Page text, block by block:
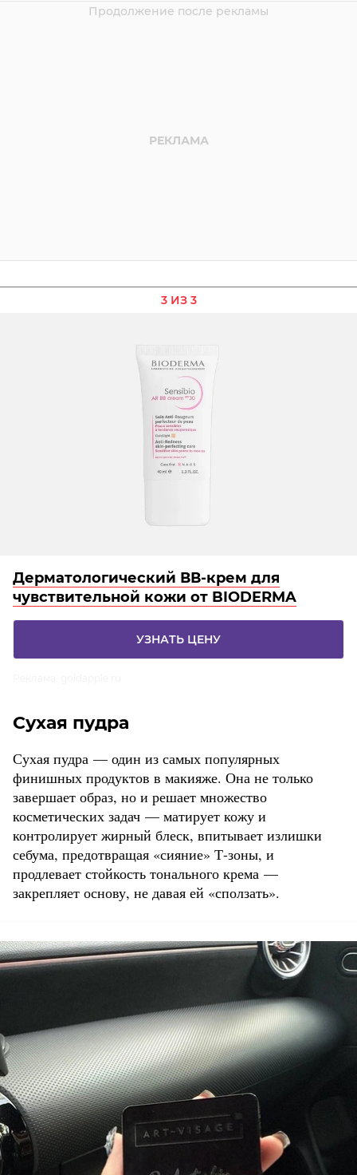
3 ИЗ 3
Дерматологический ВВ-крем для
чувствительной кожи от BIODERMA
УЗНАТЬ ЦЕНУ
Сухая пудра
Сухая пудра — один из самых популярных
финишных продуктов в макияже. Она не только
завершает образ, но и решает множество
косметических задач — матирует кожу и
контролирует жирный блеск, впитывает излишки
себума, предотвращая «сияние» Т-зоны, и
продлевает стойкость тонального крема —
закрепляет основу, не давая ей «сползать».